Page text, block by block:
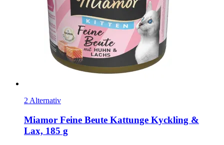
2 Alternativ
Miamor Feine Beute Kattunge Kyckling &
Lax, 185 g